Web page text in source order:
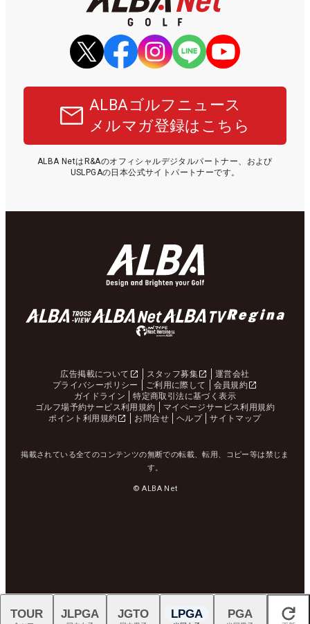
ALBAゴルフニュース
メルマガ登録はこちら
ALBA NetはR&Aのオフィシャルデジタルパートナー、および
USLPGAの日本公式サイトパートナーです。
広告掲載について スタッフ募集
運営会社
プライバシーポリシー
ご利用に際して
会員規約
ガイドライン
特定商取引法に基づく表示
ゴルフ場予約サービス利用規約
マイページサービス利用規約
ポイント利用規約
お問合せ ヘルプ サイトマップ
掲載されている全てのコンテンツの無断での転載、転用、コピー等は禁じま
す。
© ALBA Net
閉じる
TOUR JLPGA JGTO LPGA PGA